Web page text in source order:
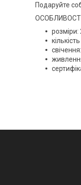
Подаруйте
розміри: